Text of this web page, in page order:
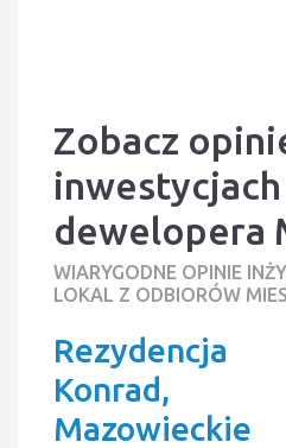
Zobacz
inwestycjach
dewelopera
WIARYGODNE OPINIE
LOKAL Z ODBIORÓW
Rezydencja
Konrad,
Mazowieckie